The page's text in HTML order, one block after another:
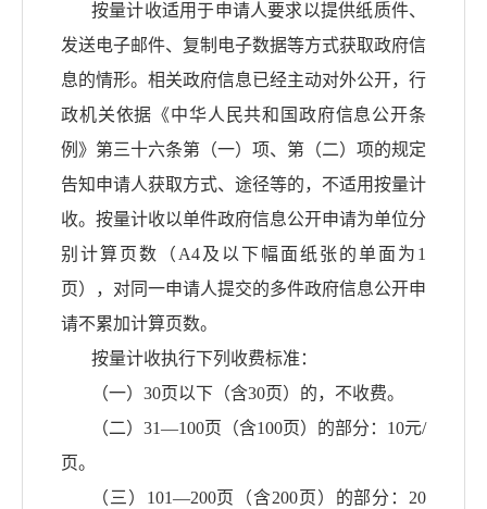
按量计收适用于申请人要求以提供纸质件、
发送电子邮件、复制电子数据等方式获取政府信
息的情形。相关政府信息已经主动对外公开，行
政机关依据《中华人民共和国政府信息公开条
例》第三十六条第（一）项、第（二）项的规定
告知申请人获取方式、途径等的，不适用按量计
收。按量计收以单件政府信息公开申请为单位分
别计算页数（ A4及以下幅面纸张的单面为1
页），对同一申请人提交的多件政府信息公开申
请不累加计算页数。
按量计收执行下列收费标准：
（一） 30页以下（含30页）的，不收费。
（二） 31—100页（含100页）的部分：10元/
页。
（三） 101—200页（含200页）的部分：20